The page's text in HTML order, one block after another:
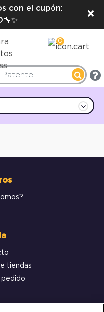
con el cupón:
×
0
tiendas
pedido